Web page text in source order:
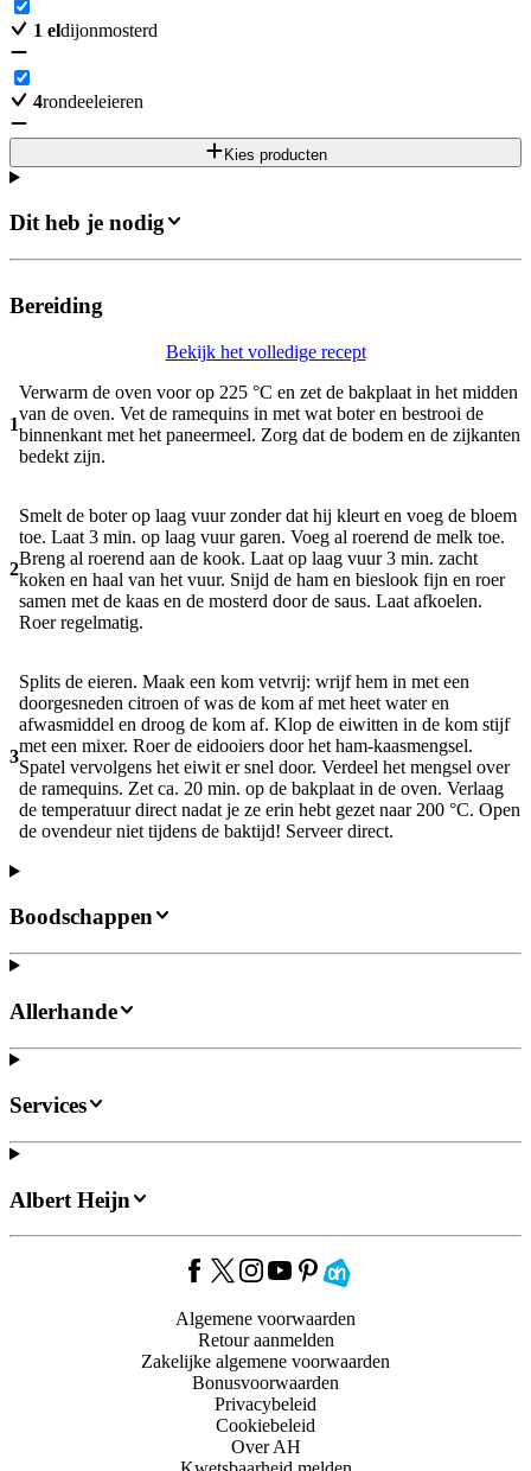
1 eldijonmosterd
4rondeeleieren
Kies producten
Dit heb je nodig
Bereiding
Bekijk het volledige recept
1
Verwarm de oven voor op 225 °C en zet de bakplaat in het midden
van de oven. Vet de ramequins in met wat boter en bestrooi de
binnenkant met het paneermeel. Zorg dat de bodem en de zijkanten
bedekt zijn.
2
Smelt de boter op laag vuur zonder dat hij kleurt en voeg de bloem
toe. Laat 3 min. op laag vuur garen. Voeg al roerend de melk toe.
Breng al roerend aan de kook. Laat op laag vuur 3 min. zacht
koken en haal van het vuur. Snijd de ham en bieslook fijn en roer
samen met de kaas en de mosterd door de saus. Laat afkoelen.
Roer regelmatig.
3
Splits de eieren. Maak een kom vetvrij: wrijf hem in met een
doorgesneden citroen of was de kom af met heet water en
afwasmiddel en droog de kom af. Klop de eiwitten in de kom stijf
met een mixer. Roer de eidooiers door het ham-kaasmengsel.
Spatel vervolgens het eiwit er snel door. Verdeel het mengsel over
de ramequins. Zet ca. 20 min. op de bakplaat in de oven. Verlaag
de temperatuur direct nadat je ze erin hebt gezet naar 200 °C. Open
de ovendeur niet tijdens de baktijd! Serveer direct.
Boodschappen
Allerhande
Services
Albert Heijn
Algemene voorwaarden
Retour aanmelden
Zakelijke algemene voorwaarden
Bonusvoorwaarden
Privacybeleid
Cookiebeleid
Over AH